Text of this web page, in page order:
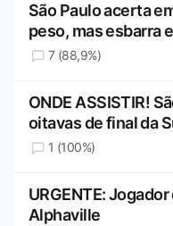
São Paulo acerta
peso, mas esbarra
7 (88,9%)
ONDE ASSISTIR!
oitavas de final da
1 (100%)
URGENTE:
Alphaville